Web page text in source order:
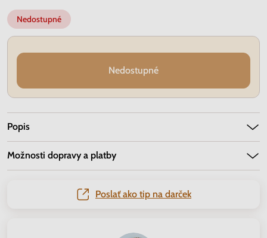
Nedostupné
Nedostupné
Popis
Možnosti dopravy a platby
Poslať ako tip na darček